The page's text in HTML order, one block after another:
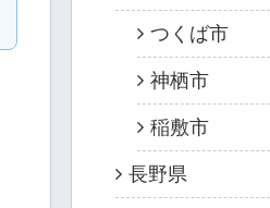
つくば市
神栖市
稲敷市
長野県